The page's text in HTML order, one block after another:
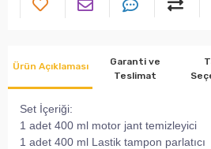
Ürün Açıklaması
Garanti ve
Teslimat
Set İçeriği:
1 adet 400 ml motor jant temizleyici
1 adet 400 ml Lastik tampon parlatıcı